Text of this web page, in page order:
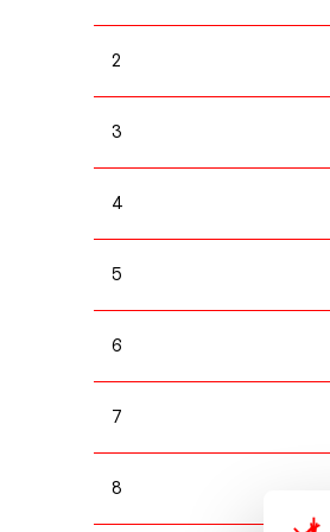
2
3
4
5
6
7
8